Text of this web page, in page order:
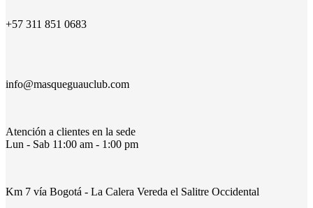
+57 311 851 0683
info@masqueguauclub.com
Atención a clientes en la sede
Lun - Sab 11:00 am - 1:00 pm
Km 7 vía Bogotá - La Calera Vereda el Salitre Occidental